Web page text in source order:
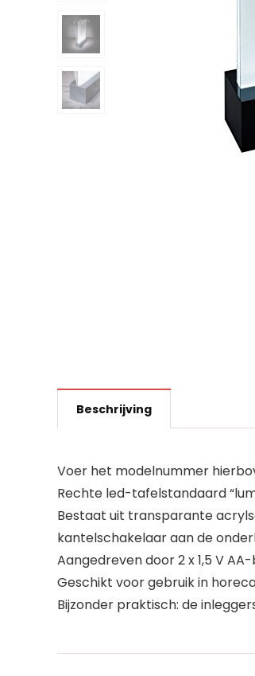
Beschrijving
Voer het modelnummer
Rechte led-tafelstandaard
Bestaat uit transparante
kantelschakelaar aan de
Aangedreven door 2 x 1,5 V
Geschikt voor gebruik in
Bijzonder praktisch: de